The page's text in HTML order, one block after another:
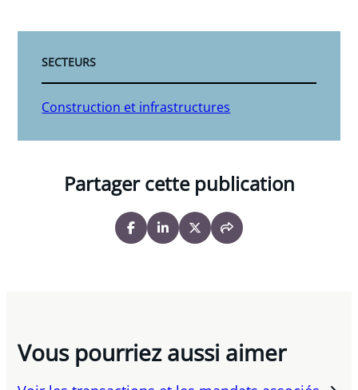
SECTEURS
Construction et infrastructures
Partager cette publication
Vous pourriez aussi aimer